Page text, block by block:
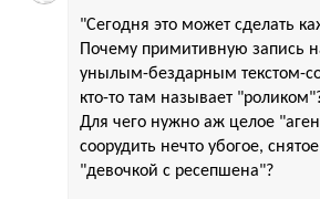
"Сегодня это может сделать
Почему примитивную запись
унылым-бездарным текстом-
кто-то там называет
Для чего нужно аж целое
соорудить нечто убогое,
"девочкой с ресепшена"?